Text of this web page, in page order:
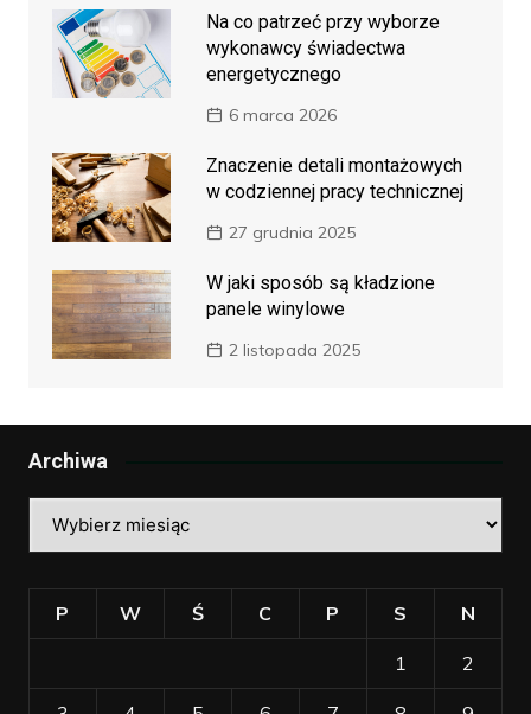
Na co patrzeć przy wyborze
wykonawcy świadectwa
energetycznego
6 marca 2026
Znaczenie detali montażowych
w codziennej pracy technicznej
27 grudnia 2025
W jaki sposób są kładzione
panele winylowe
2 listopada 2025
Archiwa
P W Ś C P S N
1 2